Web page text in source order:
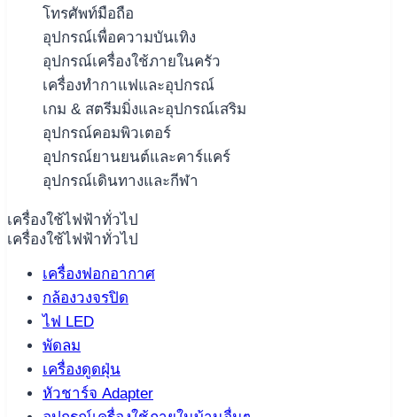
โทรศัพท์มือถือ
อุปกรณ์เพื่อความบันเทิง
อุปกรณ์เครื่องใช้ภายในครัว
เครื่องทำกาแฟและอุปกรณ์
เกม & สตรีมมิ่งและอุปกรณ์เสริม
อุปกรณ์คอมพิวเตอร์
อุปกรณ์ยานยนต์และคาร์แคร์
อุปกรณ์เดินทางและกีฬา
เครื่องใช้ไฟฟ้าทั่วไป
เครื่องใช้ไฟฟ้าทั่วไป
เครื่องฟอกอากาศ
กล้องวงจรปิด
ไฟ LED
พัดลม
เครื่องดูดฝุ่น
หัวชาร์จ Adapter